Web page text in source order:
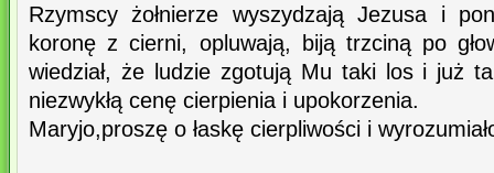
Rzymscy żołnierze wyszydzają Jezusa i
koronę z cierni, opluwają, biją trzciną po
wiedział, że ludzie zgotują Mu taki los i już
niezwykłą cenę cierpienia i upokorzenia.
Maryjo,proszę o łaskę cierpliwości i